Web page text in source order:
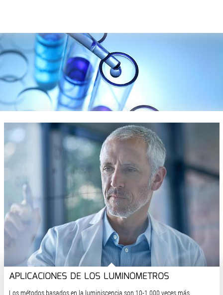
APLICACIONES DE LOS LUMINÓMETROS
Los métodos basados en la luminiscencia son 10-1.000 veces más